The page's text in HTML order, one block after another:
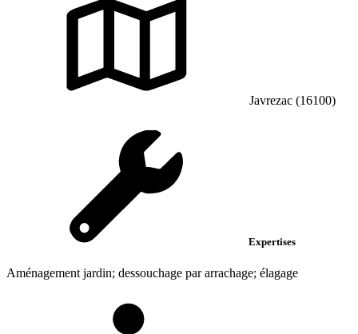
Javrezac (16100)
Expertises
Aménagement jardin; dessouchage par arrachage; élagage